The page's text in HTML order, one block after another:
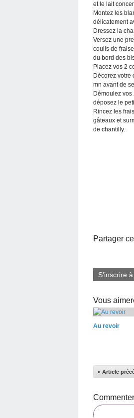
et le lait
Montez les
délicatement
Dressez la
Versez une
coulis de
du bord des
Placez vos 2
Décorez votre
mn avant de
Démoulez
déposez le
Rincez les
gâteaux et
de chantilly.
Partager
S'inscrire
Vous
Au revoir
« Article